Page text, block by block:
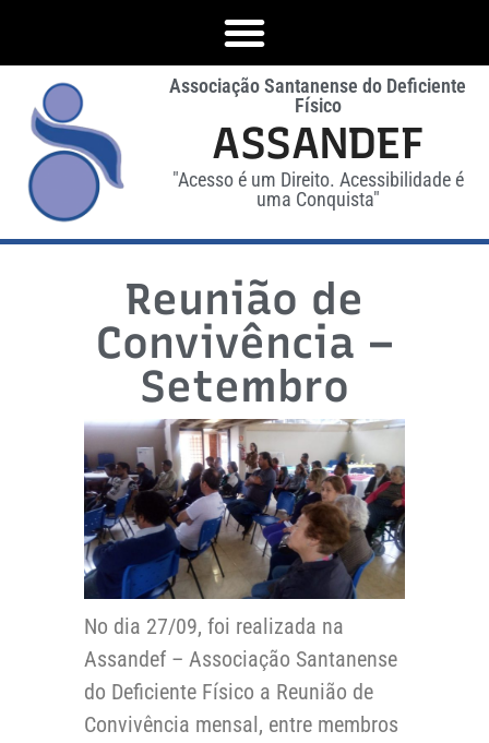
Associação Santanense do Deficiente
Físico
ASSANDEF
"Acesso é um Direito. Acessibilidade é
uma Conquista"
Reunião de
Convivência –
Setembro
No dia 27/09, foi realizada na
Assandef – Associação Santanense
do Deficiente Físico a Reunião de
Convivência mensal, entre membros